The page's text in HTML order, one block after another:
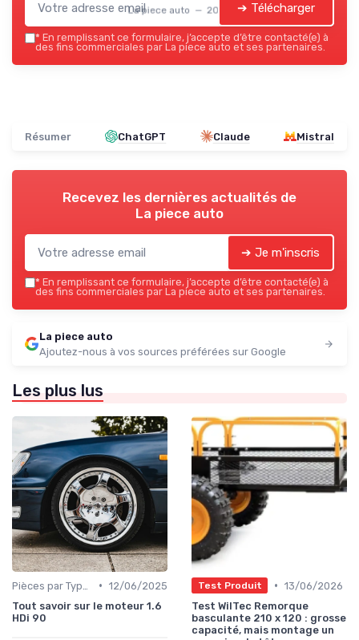
La piece auto — 2026 ➔ Télécharger
* En remplissant ce formulaire, j’accepte d’être contacté(e) à
des fins commerciales par La piece auto et ses partenaires.
Résumer ChatGPT Claude Mistral
Recevez les dernières actualités de
La piece auto
➔ Je m'inscris
* En remplissant ce formulaire, j’accepte d’être contacté(e) à
des fins commerciales par La piece auto et ses partenaires.
La piece auto
Ajoutez-nous à vos sources préférées sur Google
Les plus lus
• 12/06/2025
Tout savoir sur le moteur 1.6
HDi 90
Test Produit • 13/06/2026
Test WilTec Remorque
basculante 210 x 120 : grosse
capacité, mais montage un